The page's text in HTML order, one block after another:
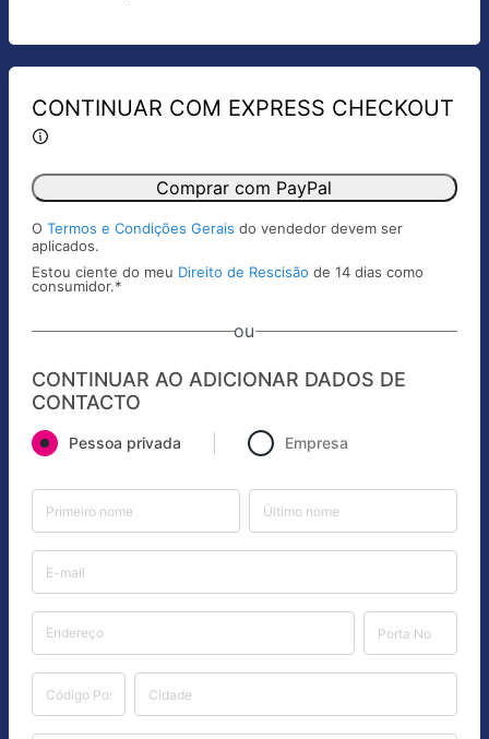
CONTINUAR COM EXPRESS CHECKOUT
Comprar com PayPal
O Termos e Condições Gerais do vendedor devem ser
aplicados.
Estou ciente do meu Direito de Rescisão de 14 dias como
consumidor.*
ou
CONTINUAR AO ADICIONAR DADOS DE
CONTACTO
Pessoa privada Empresa